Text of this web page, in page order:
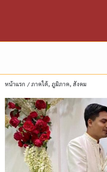
หน้าแรก /ภาคใต้, ภูมิภาค, สังคม